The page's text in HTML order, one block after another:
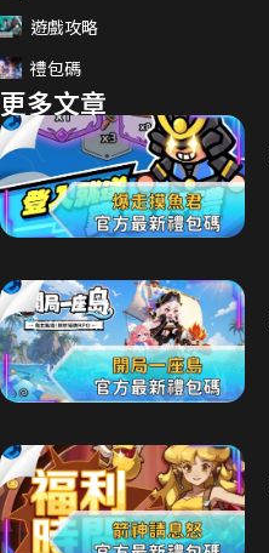
遊戲攻略
禮包碼
更多文章